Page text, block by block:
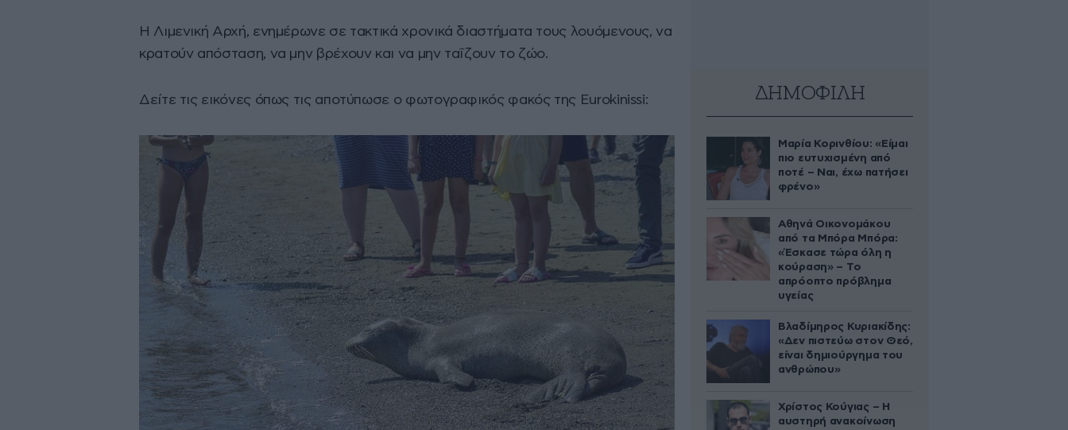
Η Λιμενική Αρχή, ενημέρωνε σε τακτικά χρονικά διαστήματα τους λουόμενους, να
κρατούν απόσταση, να μην βρέχουν και να μην ταΐζουν το ζώο.
Δείτε τις εικόνες όπως τις αποτύπωσε ο φωτογραφικός φακός της Eurokinissi: ΔΗΜΟΦΙΛΗ
Μαρία Κορινθίου: «Είμαι
πιο ευτυχισμένη από
ποτέ – Ναι, έχω πατήσει
φρένο»
Αθηνά Οικονομάκου
από τα Μπόρα Μπόρα:
«Έσκασε τώρα όλη η
κούραση» – Το
απρόοπτο πρόβλημα
υγείας
Βλαδίμηρος Κυριακίδης:
«Δεν πιστεύω στον Θεό,
είναι δημιούργημα του
ανθρώπου»
Χρίστος Κούγιας – Η
αυστηρή ανακοίνωση